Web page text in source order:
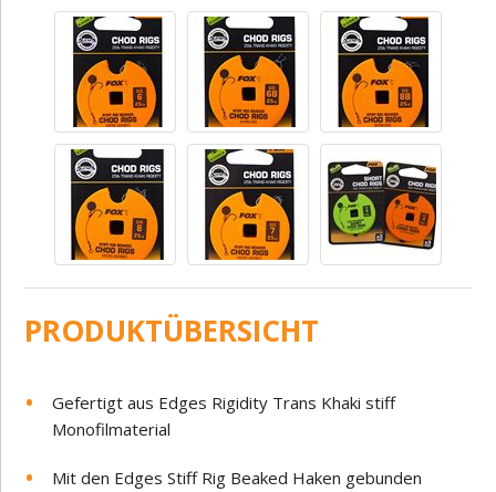
PRODUKTÜBERSICHT
Gefertigt aus Edges Rigidity Trans Khaki stiff
Monofilmaterial
Mit den Edges Stiff Rig Beaked Haken gebunden